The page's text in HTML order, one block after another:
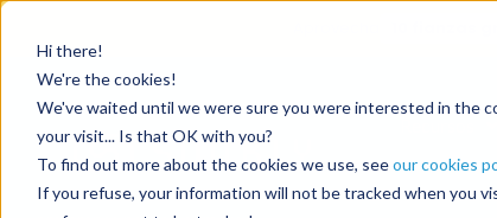
Hi there!
We're the cookies!
We've waited until we were sure you were interested in the
your visit... Is that OK with you?
To find out more about the cookies we use, seeour cookies
If you refuse, your information will not be tracked when you
Automatice los